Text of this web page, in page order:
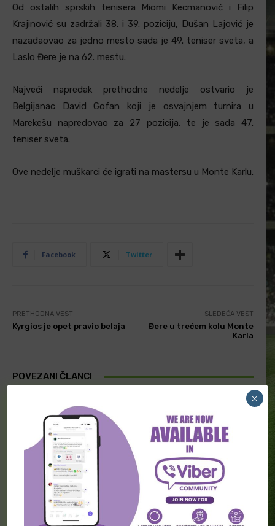
Od ostalih sprskih tenisera Miomi Kecmanović i Filip
Krajinović su zadržali 38. i 39. poziciju, Dušan Lajović je
nazadaovao za jedno mesto sada je 49. teniser sveta, a
Laslo Đere je na 62. mestu.
Najveći napredak prethodne nedelje ostvario je
Belgijanac David Gofan koji je osvajnjem turnira u
Marekešu napredovao za 27 pozicija, te je sada 47.
teniser sveta.
Ove nedelje muškarci će igrati na mastersu u Monte Karlu.
Facebook Twitter
PRETHODNA VEST
Kyrgios je opet pravio belaja
SLEDEĆA VEST
Đere u trećem kolu Monte
Karla
POVEZANI ČLANCI
Roland Garros
Španac propušta Vimbldon!
Aleksandar Zverev nije mogao da uđe
×